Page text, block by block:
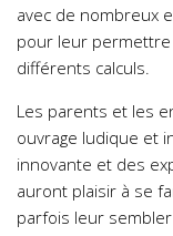
avec de nombreux
pour leur permettre
différents calculs.
Les parents et les
ouvrage ludique et
innovante et des
auront plaisir à se
parfois leur